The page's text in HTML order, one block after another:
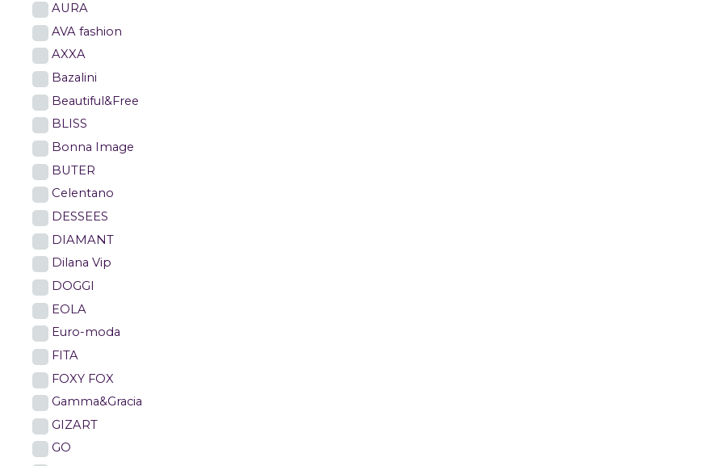
AURA
AVA fashion
AXXA
Bazalini
Beautiful&Free
BLISS
Bonna Image
BUTER
Celentano
DESSEES
DIAMANT
Dilana Vip
DOGGI
EOLA
Euro-moda
FITA
FOXY FOX
Gamma&Gracia
GIZART
GO